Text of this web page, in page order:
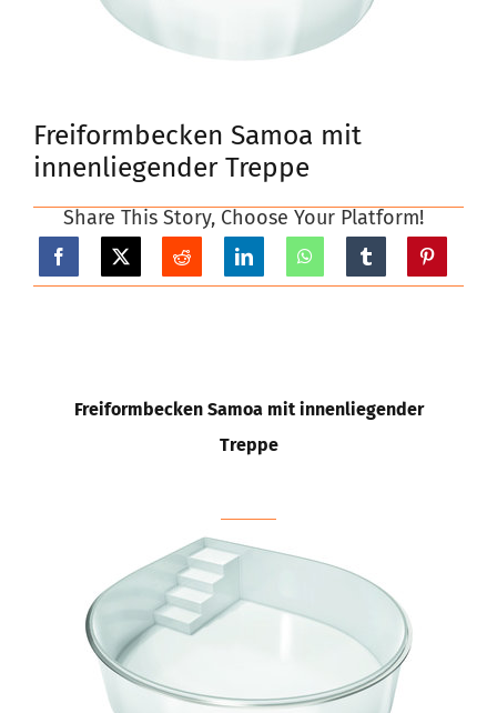
Poolprojekte
Freiformbecken Samoa mit
innenliegender Treppe
Share This Story, Choose Your Platform!
Freiformbecken Samoa mit innenliegender
Treppe